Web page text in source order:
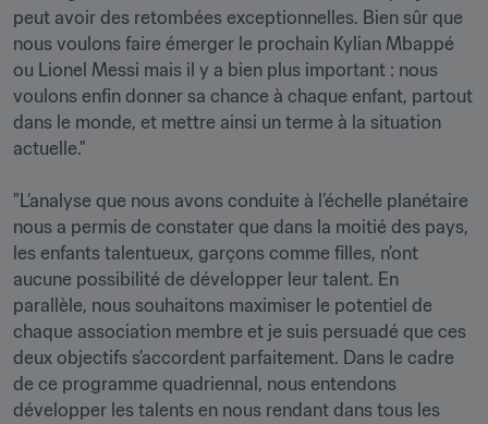
peut avoir des retombées exceptionnelles. Bien sûr que
nous voulons faire émerger le prochain Kylian Mbappé
ou Lionel Messi mais il y a bien plus important : nous
voulons enfin donner sa chance à chaque enfant, partout
dans le monde, et mettre ainsi un terme à la situation
actuelle."
"L’analyse que nous avons conduite à l’échelle planétaire
nous a permis de constater que dans la moitié des pays,
les enfants talentueux, garçons comme filles, n’ont
aucune possibilité de développer leur talent. En
parallèle, nous souhaitons maximiser le potentiel de
chaque association membre et je suis persuadé que ces
deux objectifs s’accordent parfaitement. Dans le cadre
de ce programme quadriennal, nous entendons
développer les talents en nous rendant dans tous les